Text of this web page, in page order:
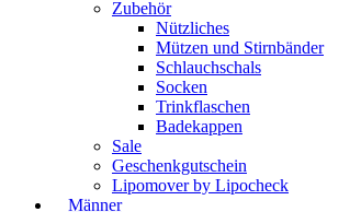
Zubehör
Nützliches
Mützen und Stirnbänder
Schlauchschals
Socken
Trinkflaschen
Badekappen
Sale
Geschenkgutschein
Lipomover by Lipocheck
Männer